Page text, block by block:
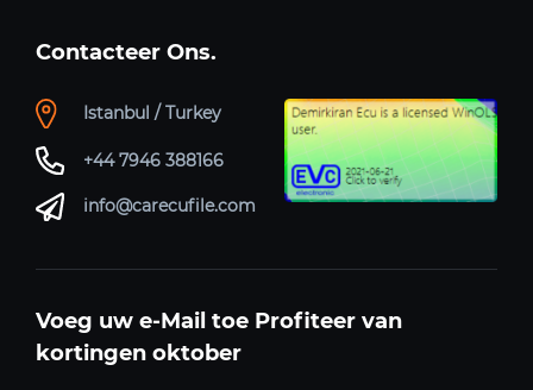
Contacteer Ons.
Istanbul / Turkey
+44 7946 388166
info@carecufile.com
Voeg uw e-Mail toe Profiteer van
kortingen oktober